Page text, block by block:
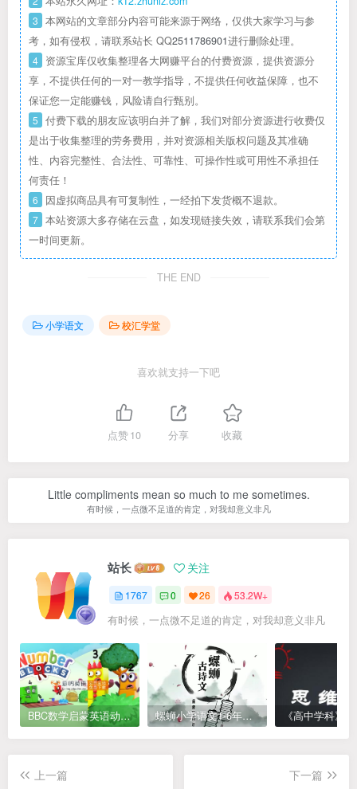
3 本网站的文章部分内容可能来源于网络，仅供大家学习与参
考，如有侵权，请联系站长 QQ2511786901进行删除处理。
4 资源宝库仅收集整理各大网赚平台的付费资源，提供资源分
享，不提供任何的一对一教学指导，不提供任何收益保障，也不
保证您一定能赚钱，风险请自行甄别。
5 付费下载的朋友应该明白并了解，我们对部分资源进行收费仅
是出于收集整理的劳务费用，并对资源相关版权问题及其准确
性、内容完整性、合法性、可靠性、可操作性或可用性不承担任
何责任！
6 因虚拟商品具有可复制性，一经拍下发货概不退款。
7 本站资源大多存储在云盘，如发现链接失效，请联系我们会第
一时间更新。
THE END
小学语文 校汇学堂
喜欢就支持一下吧
点赞10 分享 收藏
Little compliments mean so much to me sometimes.
有时候，一点微不足道的肯定，对我却意义非凡
站长 关注
1767 0 26 53.2W+
有时候，一点微不足道的肯定，对我却意义非凡
BBC数学启蒙英语动画Numberblocks数字积木，全七季共161集，1080P高清视频带英文字幕 螺蛳小学语文1-6年级《小学古诗文》课程视频
上一篇
下一篇